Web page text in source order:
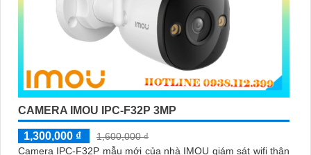
CAMERA IMOU IPC-F32P 3MP
1,300,000 ₫
1,600,000 ₫
Camera IPC-F32P mẫu mới của nhà IMOU giám sát wifi thân